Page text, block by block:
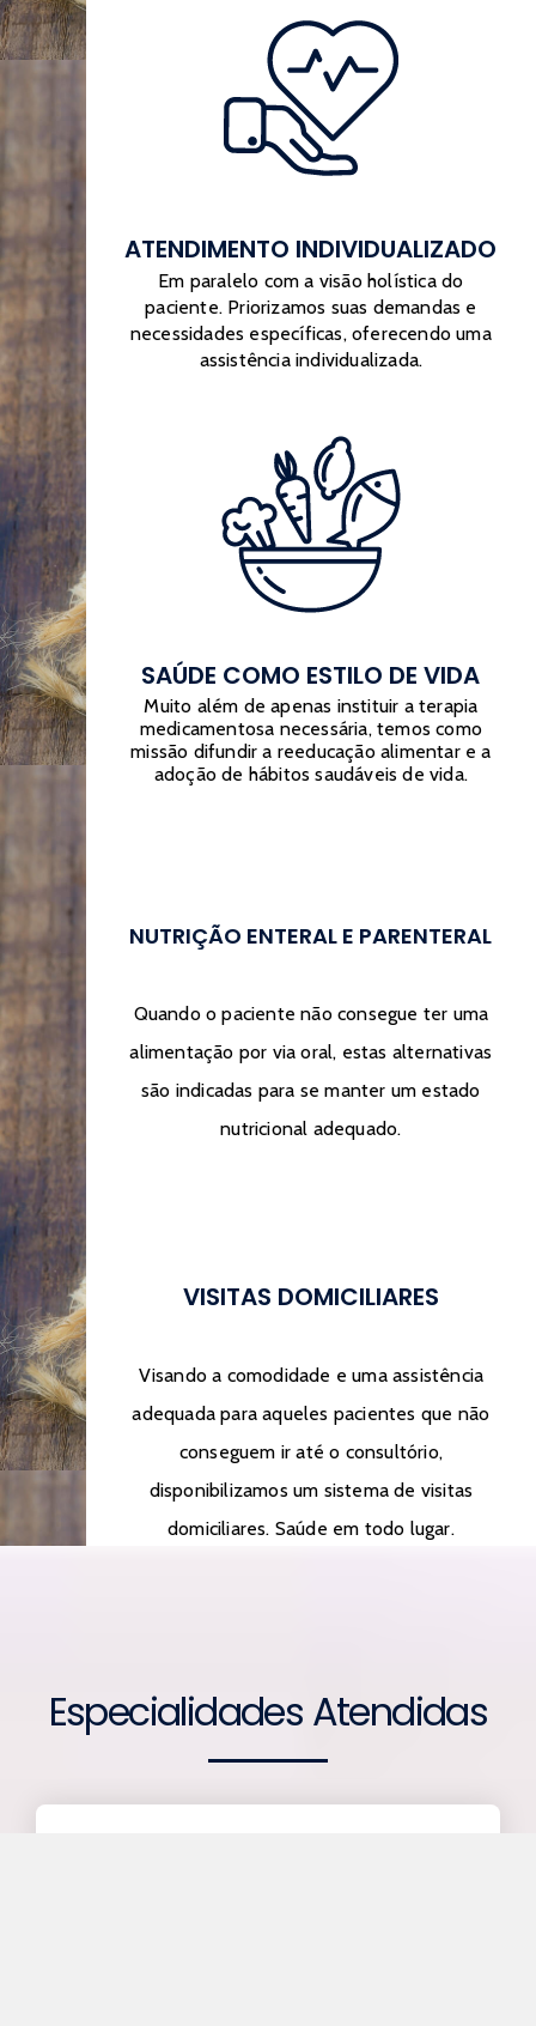
ATENDIMENTO INDIVIDUALIZADO
Em paralelo com a visão holística do
paciente. Priorizamos suas demandas e
necessidades específicas, oferecendo uma
assistência individualizada.
SAÚDE COMO ESTILO DE VIDA
Muito além de apenas instituir a terapia
medicamentosa necessária, temos como
missão difundir a reeducação alimentar e a
adoção de hábitos saudáveis de vida.
NUTRIÇÃO ENTERAL E PARENTERAL
Quando o paciente não consegue ter uma
alimentação por via oral, estas alternativas
são indicadas para se manter um estado
nutricional adequado.
VISITAS DOMICILIARES
Visando a comodidade e uma assistência
adequada para aqueles pacientes que não
conseguem ir até o consultório,
disponibilizamos um sistema de visitas
domiciliares. Saúde em todo lugar.
Especialidades Atendidas